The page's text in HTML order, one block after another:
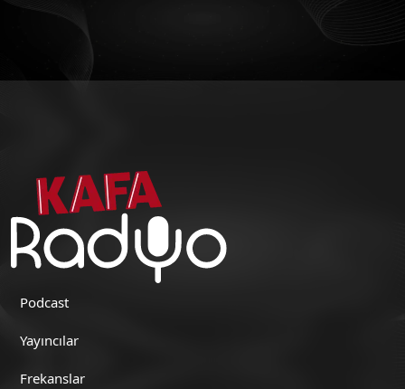
Podcast
Yayıncılar
Frekanslar